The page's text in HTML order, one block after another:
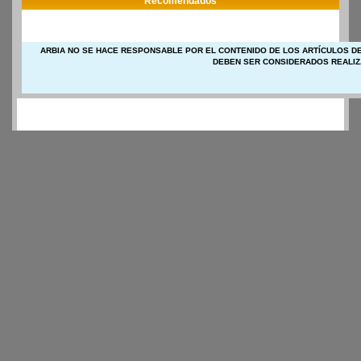
ARBIA NO SE HACE RESPONSABLE POR EL CONTENIDO DE LOS ARTÍCULOS
DEBEN SER CONSIDERADOS